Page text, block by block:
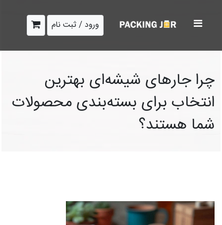
ورود / ثبت نام
چرا جارهای شیشه‌ای بهترین
انتخاب برای بسته‌بندی محصولات
شما هستند؟